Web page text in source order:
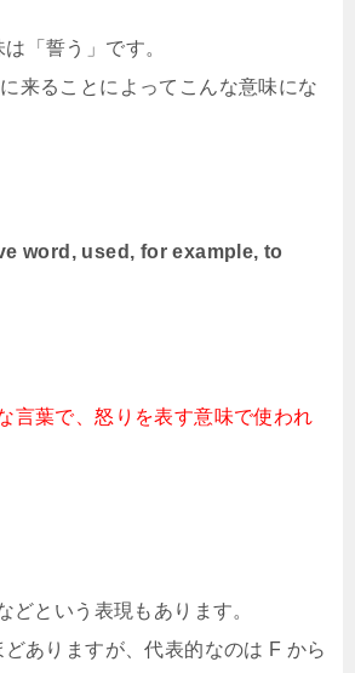
「誓う」です。
に来ることによってこんな意味にな
word, used, for example, to
言葉で、怒りを表す意味で使われ
どという表現もあります。
ありますが、代表的なのは F から